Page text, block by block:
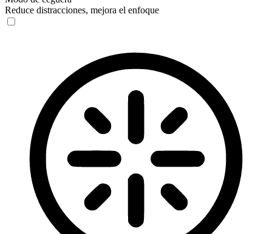
Reduce distracciones, mejora el enfoque